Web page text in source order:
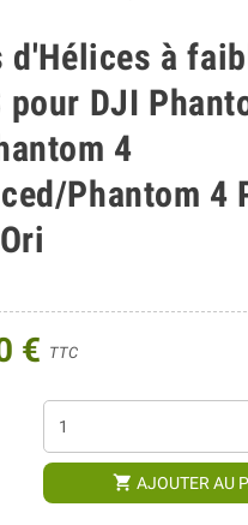
d'Hélices à
pour DJI
4
Phantom 4
€ TTC
shopping_cart AJOUTER AU